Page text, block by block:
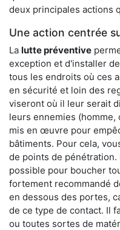
deux principales actions
Une action centrée
La lutte préventive
exception et d'installer
tous les endroits où ces
en sécurité et loin des
viseront où il leur serait
leurs ennemies (homme,
mis en œuvre pour
bâtiments. Pour cela,
de points de
possible pour boucher
fortement recommandé
en dessous des portes,
de ce type de contact. Il
ou toutes sortes de